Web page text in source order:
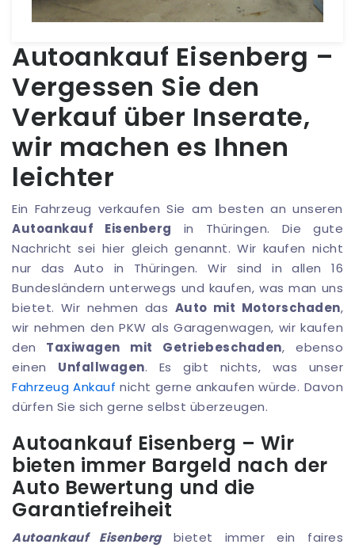
Autoankauf Eisenberg –
Vergessen Sie den
Verkauf über Inserate,
wir machen es Ihnen
leichter
Ein Fahrzeug verkaufen Sie am besten an unseren
Autoankauf Eisenberg in Thüringen. Die gute
Nachricht sei hier gleich genannt. Wir kaufen nicht
nur das Auto in Thüringen. Wir sind in allen 16
Bundesländern unterwegs und kaufen, was man uns
bietet. Wir nehmen das Auto mit Motorschaden,
wir nehmen den PKW als Garagenwagen, wir kaufen
den Taxiwagen mit Getriebeschaden, ebenso
einen Unfallwagen. Es gibt nichts, was unser
Fahrzeug Ankauf nicht gerne ankaufen würde. Davon
dürfen Sie sich gerne selbst überzeugen.
Autoankauf Eisenberg – Wir
bieten immer Bargeld nach der
Auto Bewertung und die
Garantiefreiheit
Autoankauf Eisenbergbietet immer ein faires